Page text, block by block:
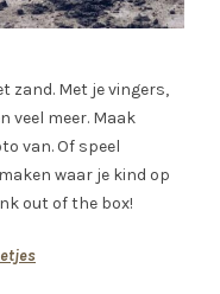
zand. Met je vingers,
veel meer. Maak
van. Of speel
waar je kind op
out of the box!